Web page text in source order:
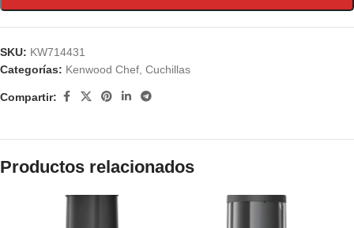
SKU: KW714431
Categorías: Kenwood Chef, Cuchillas
Compartir:
Productos relacionados